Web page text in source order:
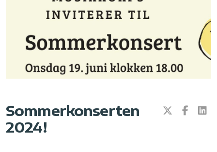
Sommerkonserten
2024!
Kontakt oss
Aspirantkorps, juniorkorps og hovedkorps
Korpstjenesten
ESMs venneforening